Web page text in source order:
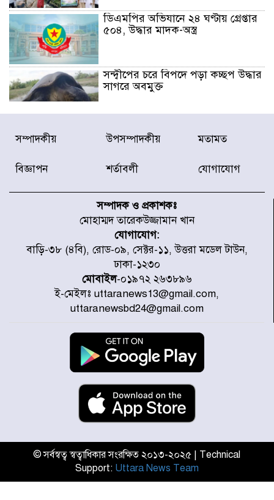
ডিএমপির অভিযানে ২৪ ঘণ্টায় গ্রেপ্তার
৫০৪, উদ্ধার মাদক-অস্ত্র
সন্দ্বীপের চরে বিপদে পড়া কচ্ছপ উদ্ধার
সাগরে অবমুক্ত
মাতারবাড়ী পৌঁছে নির্ধারিত কর্মসূচিতে
যোগ দিয়েছেন প্রধানমন্ত্রী
জেলা কমিটি অনুমোদন
গণঅভ্যুত্থানের তথ্য বিশ্বমিডিয়ায় পৌঁছে
দিতেন আদীব, গুমের চেষ্টা ৩ বার
বাঁশখালীকে বন্যা মুক্ত করার সকল
পদক্ষেপ নেয়া হবে- আসাদুল হাবিব দুলু
বিদ্যুৎ-জ্বালানি খাতে অস্থিরতা তৈরির
চেষ্টা করছে একটি চক্র : প্রধানমন্ত্রী
টাইফুন ‘ডলফিনের’ আঘাতে জাপানে
৫ আহত, চীনে বন্দর বন্ধ
চিকিৎসা খাতে জিডিপির ৫ শতাংশ
বরাদ্দের ঘোষণা স্থানীয় সরকার মন্ত্রীর
সম্পাদকীয় উপসম্পাদকীয় মতামত
বিজ্ঞাপন শর্তাবলী যোগাযোগ
সম্পাদক ও প্রকাশকঃ
মোহাম্মদ তারেকউজ্জামান খান
যোগাযোগ:
বাড়ি-৩৮ (৪বি), রোড-০৯, সেক্টর-১১, উত্তরা মডেল টাউন,
ঢাকা-১২৩০
মোবাইল-০১৯৭২ ২৬৩৮৯৬
ই-মেইলঃ uttaranews13@gmail.com,
uttaranewsbd24@gmail.com
© সর্বস্বত্ব স্বত্বাধিকার সংরক্ষিত ২০১৩-২০২৫ | Technical
Support: Uttara News Team